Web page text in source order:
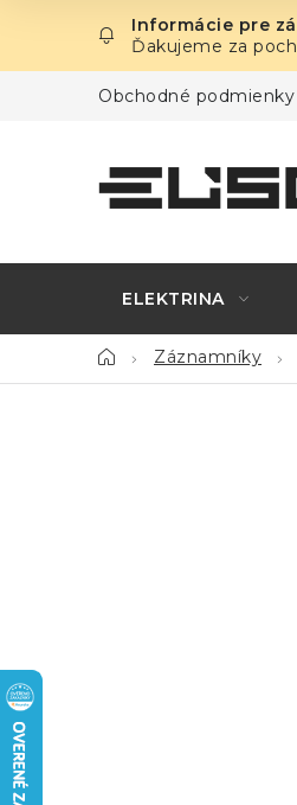
obsah
Ďakujeme za
Obchodné podmienky
ELEKTRINA
DomovZáznamníky